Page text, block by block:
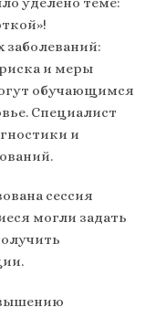
и меры
обучающимся
Специалист
и
сессия
могли задать